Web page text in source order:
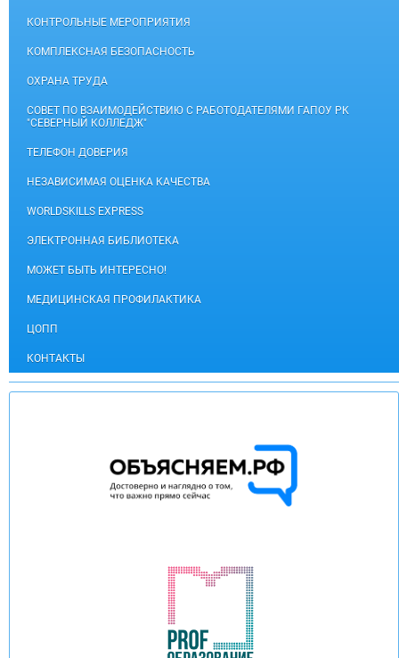
КОНТРОЛЬНЫЕ МЕРОПРИЯТИЯ
КОМПЛЕКСНАЯ БЕЗОПАСНОСТЬ
ОХРАНА ТРУДА
СОВЕТ ПО ВЗАИМОДЕЙСТВИЮ С РАБОТОДАТЕЛЯМИ ГАПОУ РК
"СЕВЕРНЫЙ КОЛЛЕДЖ"
ТЕЛЕФОН ДОВЕРИЯ
НЕЗАВИСИМАЯ ОЦЕНКА КАЧЕСТВА
WORLDSKILLS EXPRESS
ЭЛЕКТРОННАЯ БИБЛИОТЕКА
МОЖЕТ БЫТЬ ИНТЕРЕСНО!
МЕДИЦИНСКАЯ ПРОФИЛАКТИКА
ЦОПП
КОНТАКТЫ